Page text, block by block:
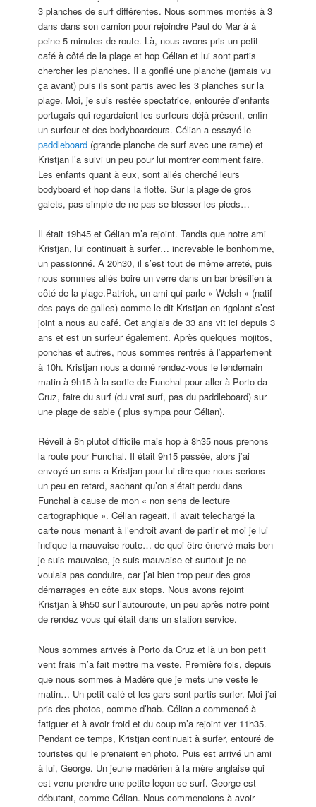
3 planches de surf différentes. Nous sommes montés à 3
dans dans son camion pour rejoindre Paul do Mar à à
peine 5 minutes de route. Là, nous avons pris un petit
café à côté de la plage et hop Célian et lui sont partis
chercher les planches. Il a gonflé une planche (jamais vu
ça avant) puis ils sont partis avec les 3 planches sur la
plage. Moi, je suis restée spectatrice, entourée d’enfants
portugais qui regardaient les surfeurs déjà présent, enfin
un surfeur et des bodyboardeurs. Célian a essayé le
paddleboard (grande planche de surf avec une rame) et
Kristjan l’a suivi un peu pour lui montrer comment faire.
Les enfants quant à eux, sont allés cherché leurs
bodyboard et hop dans la flotte. Sur la plage de gros
galets, pas simple de ne pas se blesser les pieds…
Il était 19h45 et Célian m’a rejoint. Tandis que notre ami
Kristjan, lui continuait à surfer… increvable le bonhomme,
un passionné. A 20h30, il s’est tout de même arreté, puis
nous sommes allés boire un verre dans un bar brésilien à
côté de la plage.Patrick, un ami qui parle « Welsh » (natif
des pays de galles) comme le dit Kristjan en rigolant s’est
joint a nous au café. Cet anglais de 33 ans vit ici depuis 3
ans et est un surfeur également. Après quelques mojitos,
ponchas et autres, nous sommes rentrés à l’appartement
à 10h. Kristjan nous a donné rendez-vous le lendemain
matin à 9h15 à la sortie de Funchal pour aller à Porto da
Cruz, faire du surf (du vrai surf, pas du paddleboard) sur
une plage de sable ( plus sympa pour Célian).
Réveil à 8h plutot difficile mais hop à 8h35 nous prenons
la route pour Funchal. Il était 9h15 passée, alors j’ai
envoyé un sms a Kristjan pour lui dire que nous serions
un peu en retard, sachant qu’on s’était perdu dans
Funchal à cause de mon « non sens de lecture
cartographique ». Célian rageait, il avait telechargé la
carte nous menant à l’endroit avant de partir et moi je lui
indique la mauvaise route… de quoi être énervé mais bon
je suis mauvaise, je suis mauvaise et surtout je ne
voulais pas conduire, car j’ai bien trop peur des gros
démarrages en côte aux stops. Nous avons rejoint
Kristjan à 9h50 sur l’autouroute, un peu après notre point
de rendez vous qui était dans un station service.
Nous sommes arrivés à Porto da Cruz et là un bon petit
vent frais m’a fait mettre ma veste. Première fois, depuis
que nous sommes à Madère que je mets une veste le
matin… Un petit café et les gars sont partis surfer. Moi j’ai
pris des photos, comme d’hab. Célian a commencé à
fatiguer et à avoir froid et du coup m’a rejoint ver 11h35.
Pendant ce temps, Kristjan continuait à surfer, entouré de
touristes qui le prenaient en photo. Puis est arrivé un ami
à lui, George. Un jeune madérien à la mère anglaise qui
est venu prendre une petite leçon se surf. George est
débutant, comme Célian. Nous commencions à avoir